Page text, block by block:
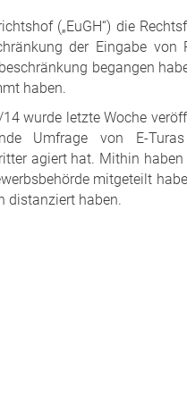
(„EuGH“) die
der Eingabe von
begangen
haben.
wurde letzte Woche
Umfrage von E-
agiert hat. Mithin
mitgeteilt
distanziert haben.